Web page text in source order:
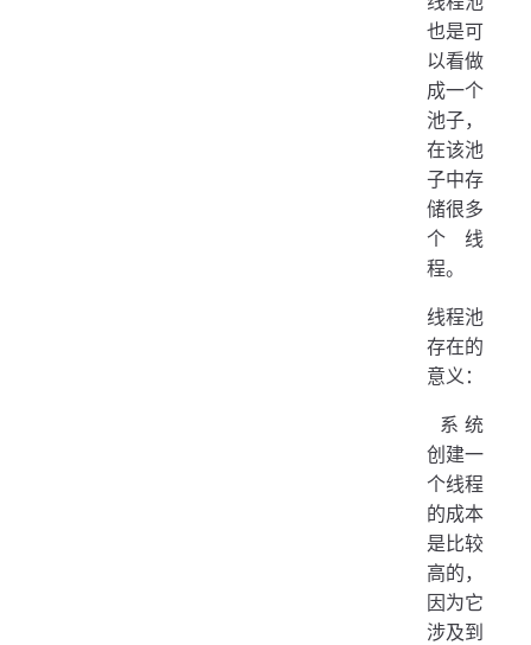
也是可
以看做
成一个
池子，
在该池
子中存
储很多
个线
程。
线程池
存在的
意义：
​ 系统
创建一
个线程
的成本
是比较
高的，
因为它
涉及到